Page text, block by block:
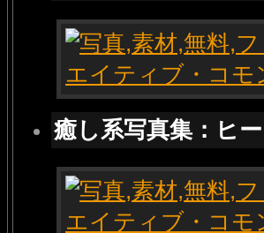
癒し系写真集：ヒ